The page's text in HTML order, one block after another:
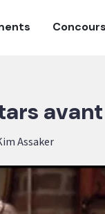
Concours
Assaker